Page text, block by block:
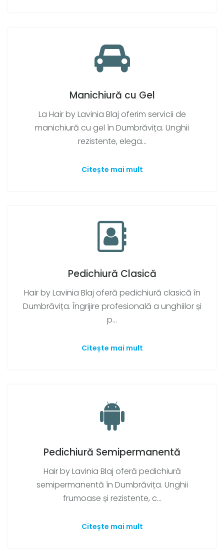
Manichiură cu Gel
La Hair by Lavinia Blaj oferim servicii de
manichiură cu gel în Dumbrăvița. Unghii
rezistente, elega...
Citește mai mult
Pedichiură Clasică
Hair by Lavinia Blaj oferă pedichiură clasică în
Dumbrăvița. Îngrijire profesională a unghiilor și
p...
Citește mai mult
Pedichiură Semipermanentă
Hair by Lavinia Blaj oferă pedichiură
semipermanentă în Dumbrăvița. Unghii
frumoase și rezistente, c...
Citește mai mult